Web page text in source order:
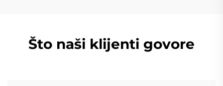
Što naši klijenti govore